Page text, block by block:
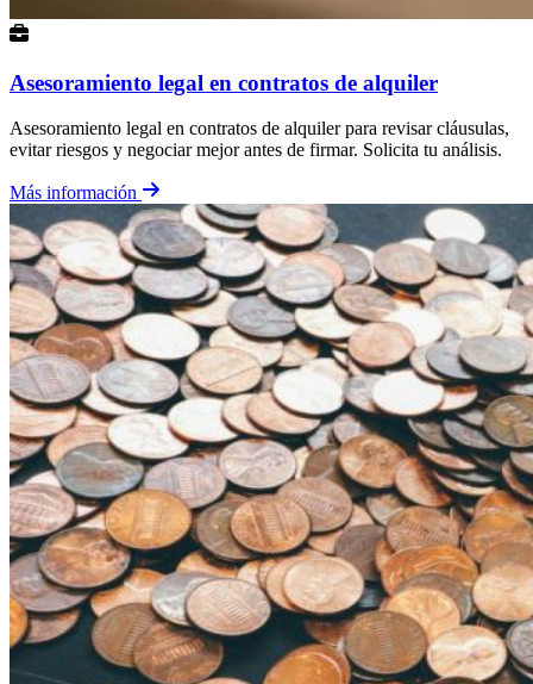
Asesoramiento legal en contratos de alquiler
Asesoramiento legal en contratos de alquiler para revisar cláusulas,
evitar riesgos y negociar mejor antes de firmar. Solicita tu análisis.
Más información